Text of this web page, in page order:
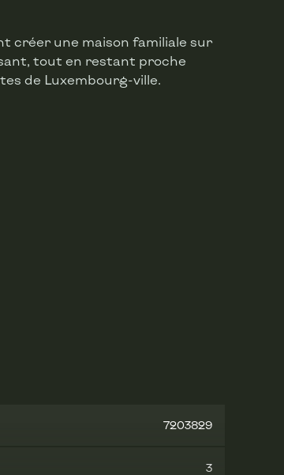
créer une maison familiale sur
tout en restant proche
de Luxembourg-ville.
7203829
3